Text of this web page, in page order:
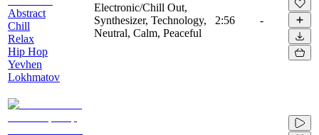
Abstract
Chill
Relax
Hip Hop
Yevhen
Lokhmatov
Electronic/Chill Out,
Synthesizer, Technology,
Neutral, Calm, Peaceful
2:56 -